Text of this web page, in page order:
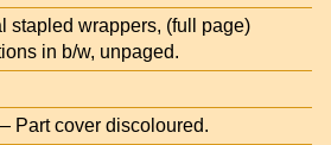
stapled wrappers, (full page)
in b/w, unpaged.
Part cover discoloured.